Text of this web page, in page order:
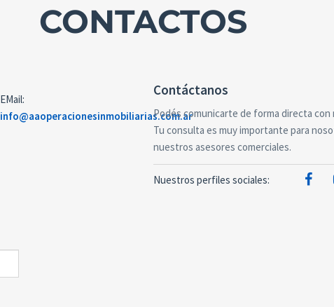
CONTACTOS
E­Mail:
info@aaoperacionesinmobiliarias.com.ar
Contáctanos
Podés comunicarte de forma directa
Tu consulta es muy importante para
nuestros asesores comerciales.
Nuestros perfiles sociales: